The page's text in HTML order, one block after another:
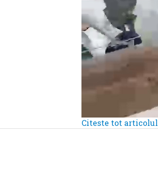
Citeste tot articolul